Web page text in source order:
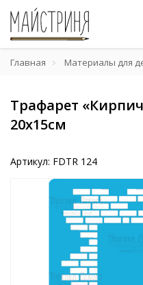
Главная Материалы для
Трафарет
20х15см
Артикул: FDTR 124